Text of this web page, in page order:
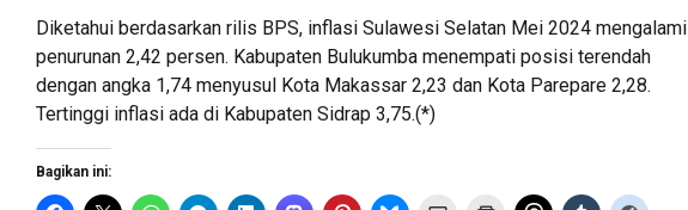
Diketahui berdasarkan rilis BPS, inflasi Sulawesi Selatan Mei 2024 mengalami
penurunan 2,42 persen. Kabupaten Bulukumba menempati posisi terendah
dengan angka 1,74 menyusul Kota Makassar 2,23 dan Kota Parepare 2,28.
Tertinggi inflasi ada di Kabupaten Sidrap 3,75.(*)
Bagikan ini: